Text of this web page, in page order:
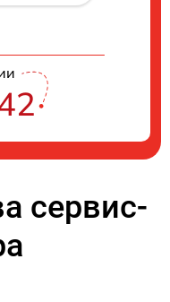
сервис-